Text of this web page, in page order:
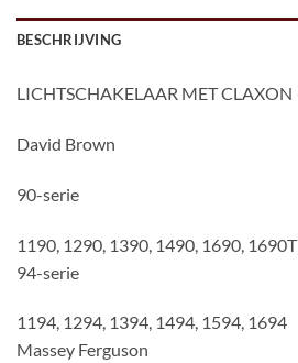
BESCHRIJVING
LICHTSCHAKELAAR MET CLAXON
David Brown
90-serie
1190, 1290, 1390, 1490, 1690, 1690T
94-serie
1194, 1294, 1394, 1494, 1594, 1694
Massey Ferguson